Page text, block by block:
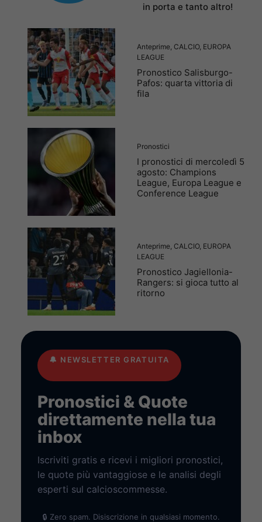
in porta e tanto altro!
Anteprime, CALCIO, EUROPA
LEAGUE
Pronostico Salisburgo-
Pafos: quarta vittoria di
fila
Pronostici
I pronostici di mercoledì 5
agosto: Champions
League, Europa League e
Conference League
Anteprime, CALCIO, EUROPA
LEAGUE
Pronostico Jagiellonia-
Rangers: si gioca tutto al
ritorno
🔔 NEWSLETTER GRATUITA
Pronostici & Quote
direttamente nella tua
inbox
Iscriviti gratis e ricevi i migliori pronostici,
le quote più vantaggiose e le analisi degli
esperti sul calcioscommesse.
🔒 Zero spam. Disiscrizione in qualsiasi momento.